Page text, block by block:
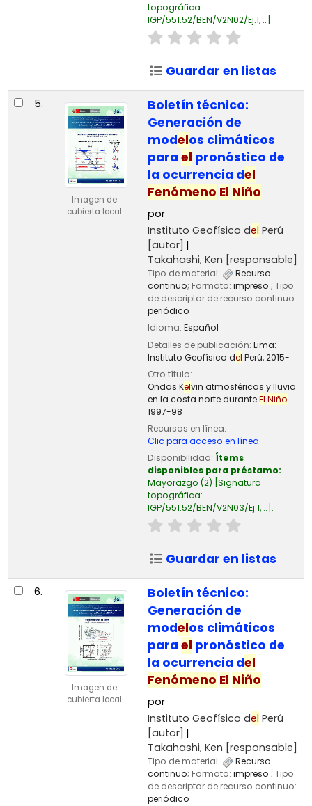
topográfica:
IGP/551.52/BEN/V2N02/Ej.1, .. .
Guardar en listas
5.
Imagen de
cubierta local
Boletín técnico:
Generación de
modelos climáticos
para el pronóstico de
la ocurrencia del
Fenómeno El Niño
por
Instituto Geofísico del Perú
[autor]
Takahashi, Ken [responsable]
Tipo de material:
Recurso
continuo; Formato: impreso ; Tipo
de descriptor de recurso continuo:
periódico
Idioma: Español
Detalles de publicación: Lima:
Instituto Geofísico del Perú,2015-
Otro título:
Ondas Kelvin atmosféricas y lluvia
en la costa norte duranteEl Niño
1997-98
Recursos en línea:
Clic para acceso en línea
Disponibilidad: Ítems
disponibles para préstamo:
Mayorazgo (2) Signatura
topográfica:
IGP/551.52/BEN/V2N03/Ej.1, .. .
Guardar en listas
6.
Imagen de
cubierta local
Boletín técnico:
Generación de
modelos climáticos
para el pronóstico de
la ocurrencia del
Fenómeno El Niño
por
Instituto Geofísico del Perú
[autor]
Takahashi, Ken [responsable]
Tipo de material:
Recurso
continuo; Formato: impreso ; Tipo
de descriptor de recurso continuo:
periódico